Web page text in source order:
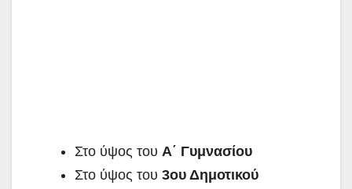
Στο ύψος του Α΄ Γυμνασίου
Στο ύψος του 3ου Δημοτικού